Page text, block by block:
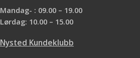
Mandag- : 09.00 – 19.00
Lørdag: 10.00 – 15.00
Nysted Kundeklubb